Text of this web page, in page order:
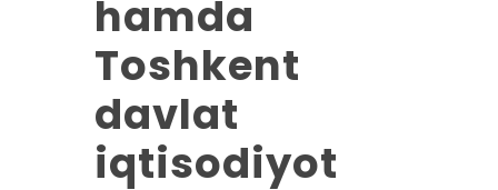
hamda
Toshkent
davlat
iqtisodiyot